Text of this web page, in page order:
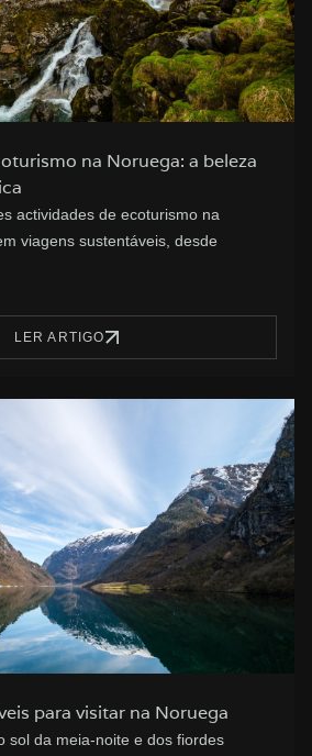
na Noruega: a beleza
actividades de ecoturismo na
viagens sustentáveis, desde
LER ARTIGO
para visitar na Noruega
sol da meia-noite e dos fiordes